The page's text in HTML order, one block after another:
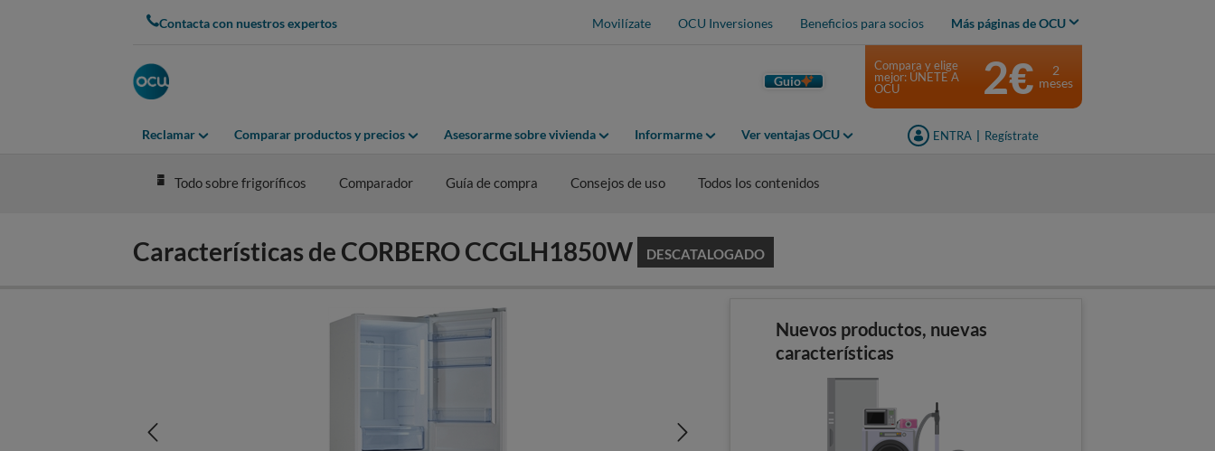
Contacta con nuestros expertos Movilízate OCU Inversiones Beneficios para socios Más páginas de OCU
Guio
Reclamar Comparar productos y precios Asesorarme sobre vivienda Informarme Ver ventajas OCU ENTRA Regístrate
Compara y elige
mejor: ÚNETE A
OCU
2€
2
meses
Todo sobre frigoríficos Comparador Guía de compra Consejos de uso Todos los contenidos
Características de CORBERO CCGLH1850W DESCATALOGADO
Nuevos productos, nuevas
características